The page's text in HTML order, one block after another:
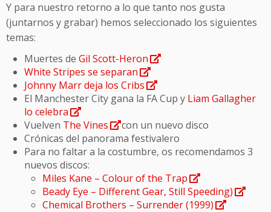
Y para nuestro retorno a lo que tanto nos gusta
(juntarnos y grabar) hemos seleccionado los siguientes
temas:
Muertes de Gil Scott-Heron
White Stripes se separan
Johnny Marr deja los Cribs
El Manchester City gana la FA Cup y Liam Gallagher
lo celebra
Vuelven The Vines
con un nuevo disco
Crónicas del panorama festivalero
Para no faltar a la costumbre, os recomendamos 3
nuevos discos:
Miles Kane – Colour of the Trap
Beady Eye – Different Gear, Still Speeding)
Chemical Brothers – Surrender (1999)